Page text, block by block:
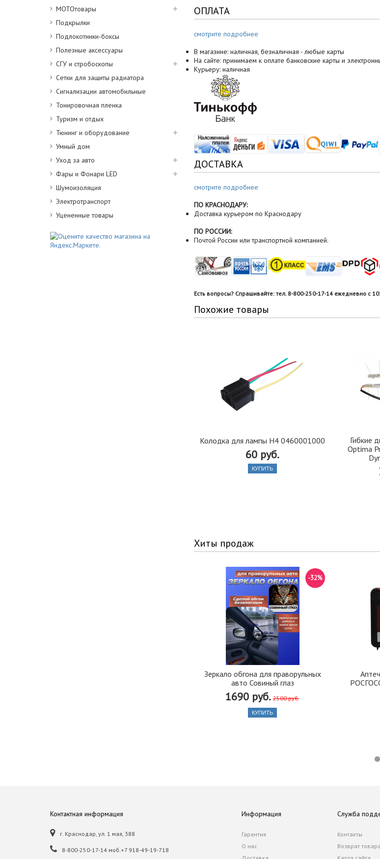
МОТОтовары
Подкрылки
Подлокотники-боксы
Полезные аксессуары
СГУ и стробоскопы
Сетки для защиты радиатора
Сигнализации автомобильные
Тонировочная пленка
Туризм и отдых
Тюнинг и оборудование
Умный дом
Уход за авто
Фары и Фонари LED
Шумоизоляция
Электротранспорт
Уцененные товары
ОПЛАТА
смотрите подробнее
В магазине: наличная, безналичная - любые карты
На сайте: принимаем к оплате банковские карты и
Курьеру: наличная
ДОСТАВКА
смотрите подробнее
ПО КРАСНОДАРУ:
Доставка курьером по Краснодару
ПО РОССИИ:
Почтой России или транспортной компанией.
Есть вопросы? Спрашивайте: тел. 8-800-250-17-14 ежедневно с
Похожие товары
Колодка для лампы Н4 0460001000
60 руб.
КУПИТЬ
Гибкие
Optima
Хиты продаж
Зеркало обгона для праворульных
авто Совиный глаз
1690 руб. 2500 руб.
-32%
КУПИТЬ
Контактная информация
г. Краснодар, ул. 1 мая, 388
8-800-250-17-14 моб.+7 918-49-19-718
Информация
Гарантия
О нас
Служба
Контакты
Возврат товара